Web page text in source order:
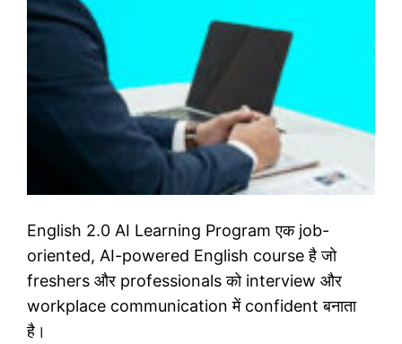
English 2.0 AI Learning Program एक job-
oriented, AI-powered English course है जो
freshers और professionals को interview और
workplace communication में confident बनाता
है।